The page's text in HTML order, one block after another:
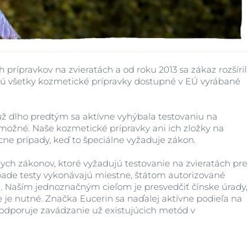
na zvieratách a od roku 2013 sa zákaz rozšíril
všetky kozmetické prípravky dostupné v EÚ vyrábané
dlho predtým sa aktívne vyhýbala testovaniu na
Naše kozmetické prípravky ani ich zložky na
prípady, keď to špeciálne vyžaduje zákon.
zákonov, ktoré vyžadujú testovanie na zvieratách pre
testy vykonávajú miestne, štátom autorizované
jednoznačným cieľom je presvedčiť čínske úrady,
nutné. Značka Eucerin sa naďalej aktívne podieľa na
zavádzanie už existujúcich metód v